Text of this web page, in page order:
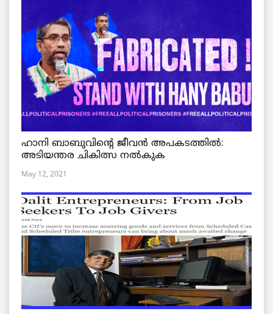
ഹാനി ബാബുവിന്റെ ജീവൻ അപകടത്തിൽ:
അടിയന്തര ചികിത്സ നൽകുക
May 12, 2021